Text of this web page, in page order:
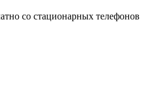
со стационарных телефонов